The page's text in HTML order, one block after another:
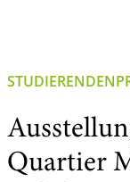
Quartier